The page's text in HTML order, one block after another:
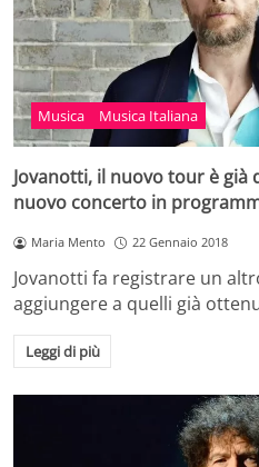
Musica Musica Italiana
Jovanotti, il nuovo tour è già
nuovo concerto in
Maria Mento 22 Gennaio 2018
Jovanotti fa registrare un
aggiungere a quelli già
Leggi di più